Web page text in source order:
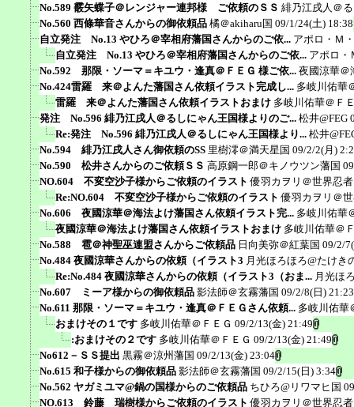
No.589 霰矢蝶子＠レンジャー連邦様 ご依頼のＳＳ 緋乃江戌人＠
No.560 西條華音さんからの御依頼品 橘＠akiharu国 09/1/24(土) 18:38
自立発注 No.13 やひろ＠宰相府藩国さんからのご依... アポロ・Ｍ
自立発注 No.13 やひろ＠宰相府藩国さんからのご依... アポロ・
No.592 那限・ソーマ＝キユウ・逢真＠ＦＥＧ 様ご依... 夜國涼華＠
No.424雷羅 来＠よんた藩国さん依頼イラスト完成し... 多岐川佑華
雷羅 来＠よんた藩国さん依頼イラストおまけ 多岐川佑華＠Ｆ
発注 No.596 緋乃江戌人＠るしにゃん王国様よりのご... 松井@FEG
Re:発注 No.596 緋乃江戌人＠るしにゃん王国様より... 松井
No.594 緋乃江戌人さん御依頼のSS 里樹澪＠満天星国 09/2/2(月)
No.590 松井さんからのご依頼ＳＳ 高原鋼一郎＠キノウツン藩国
NO.604 不変空沙子様からご依頼のイラスト 優羽カヲリ＠世界忍
Re:NO.604 不変空沙子様からご依頼のイラスト 優羽カヲリ＠
No.606 夜國涼華＠海法よけ藩国さん依頼イラスト完... 多岐川佑華
夜國涼華＠海法よけ藩国さん依頼イラストおまけ 多岐川佑華＠
No.588 雹＠神聖巫連盟さんからご依頼品 日向美弥＠紅葉国 09/2/
No.484 夜國涼華さんからの依頼（イラスト3 月光ほろほろ@たけき
Re:No.484 夜國涼華さんからの依頼（イラスト3（おま... 月光ほ
No.607 ミーア様からの御依頼品 影法師＠玄霧藩国 09/2/8(日) 21:23
No.611 那限・ソーマ＝キユウ・逢真＠ＦＥＧさん依頼... 多岐川佑華
おまけその１です 多岐川佑華＠ＦＥＧ 09/2/13(金) 21:49
:おまけその２です 多岐川佑華＠ＦＥＧ 09/2/13(金) 21:49
No612－ＳＳ提出 黒霧＠涼州藩国 09/2/13(金) 23:04
No.615 和子様からの御依頼品 影法師＠玄霧藩国 09/2/15(日) 3:34
No.562 ヤガミユマ@鍋の国様からのご依頼品 ちひろ@リワマヒ国
NO.613 鈴藤 瑞樹様からご依頼のイラスト 優羽カヲリ＠世界忍